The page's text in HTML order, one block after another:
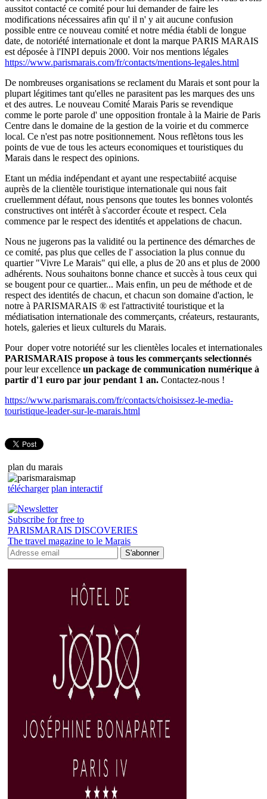
aussitot contacté ce comité pour lui demander de faire les
modifications nécessaires afin qu' il n' y ait aucune confusion
possible entre ce nouveau comité et notre média établi de longue
date, de notoriété internationale et dont la marque PARIS MARAIS
est déposée à l'INPI depuis 2000. Voir nos mentions légales
https://www.parismarais.com/fr/contacts/mentions-legales.html
De nombreuses organisations se reclament du Marais et sont pour la
plupart légitimes tant qu'elles ne parasitent pas les marques des uns
et des autres. Le nouveau Comité Marais Paris se revendique
comme le porte parole d' une opposition frontale à la Mairie de Paris
Centre dans le domaine de la gestion de la voirie et du commerce
local. Ce n'est pas notre positionnement. Nous reflètons tous les
points de vue de tous les acteurs economiques et touristiques du
Marais dans le respect des opinions.
Etant un média indépendant et ayant une respectabiité acquise
auprès de la clientèle touristique internationale qui nous fait
cruellemment défaut, nous pensons que toutes les bonnes volontés
constructives ont intérêt à s'accorder écoute et respect. Cela
commence par le respect des identités et appelations de chacun.
Nous ne jugerons pas la validité ou la pertinence des démarches de
ce comité, pas plus que celles de l' association la plus connue du
quartier "Vivre Le Marais" qui elle, a plus de 20 ans et plus de 2000
adhérents. Nous souhaitons bonne chance et succès à tous ceux qui
se bougent pour ce quartier... Mais enfin, un peu de méthode et de
respect des identités de chacun, et chacun son domaine d'action, le
notre à PARISMARAIS ® est l'attractivité touristique et la
médiatisation internationale des commerçants, créateurs, restaurants,
hotels, galeries et lieux culturels du Marais.
Pour doper votre notoriété sur les clientèles locales et internationales
PARISMARAIS propose à tous les commerçants selectionnés
pour leur excellence un package de communication numérique à
partir d'1 euro par jour pendant 1 an. Contactez-nous !
https://www.parismarais.com/fr/contacts/choisissez-le-media-
touristique-leader-sur-le-marais.html
plan du marais
télécharger plan interactif
Subscribe for free to
PARISMARAIS DISCOVERIES
The travel magazine to le Marais